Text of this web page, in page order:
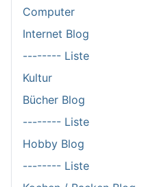
Computer
Internet Blog
-------- Liste
Kultur
Bücher Blog
-------- Liste
Hobby Blog
-------- Liste